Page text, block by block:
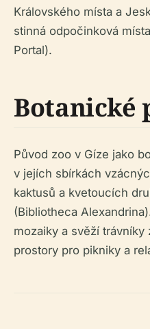
Královského místa a
stinná odpočinková
Portal).
Botanické
Původ zoo v Gíze jako
v jejích sbírkách
kaktusů a kvetoucích
(Bibliotheca
mozaiky a svěží trávníky
prostory pro pikniky a